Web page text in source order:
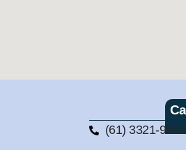
(61) 3321-9563